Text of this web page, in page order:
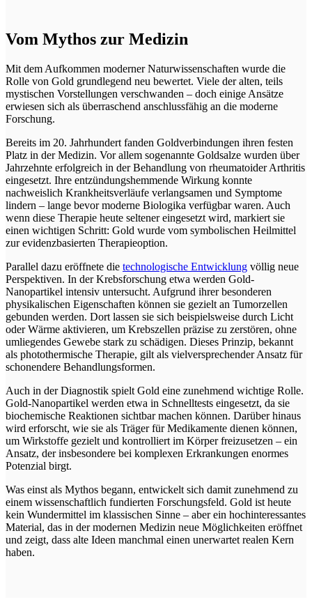
Vom Mythos zur Medizin
Mit dem Aufkommen moderner Naturwissenschaften wurde die
Rolle von Gold grundlegend neu bewertet. Viele der alten, teils
mystischen Vorstellungen verschwanden – doch einige Ansätze
erwiesen sich als überraschend anschlussfähig an die moderne
Forschung.
Bereits im 20. Jahrhundert fanden Goldverbindungen ihren festen
Platz in der Medizin. Vor allem sogenannte Goldsalze wurden über
Jahrzehnte erfolgreich in der Behandlung von rheumatoider Arthritis
eingesetzt. Ihre entzündungshemmende Wirkung konnte
nachweislich Krankheitsverläufe verlangsamen und Symptome
lindern – lange bevor moderne Biologika verfügbar waren. Auch
wenn diese Therapie heute seltener eingesetzt wird, markiert sie
einen wichtigen Schritt: Gold wurde vom symbolischen Heilmittel
zur evidenzbasierten Therapieoption.
Parallel dazu eröffnete die technologische Entwicklung völlig neue
Perspektiven. In der Krebsforschung etwa werden Gold-
Nanopartikel intensiv untersucht. Aufgrund ihrer besonderen
physikalischen Eigenschaften können sie gezielt an Tumorzellen
gebunden werden. Dort lassen sie sich beispielsweise durch Licht
oder Wärme aktivieren, um Krebszellen präzise zu zerstören, ohne
umliegendes Gewebe stark zu schädigen. Dieses Prinzip, bekannt
als photothermische Therapie, gilt als vielversprechender Ansatz für
schonendere Behandlungsformen.
Auch in der Diagnostik spielt Gold eine zunehmend wichtige Rolle.
Gold-Nanopartikel werden etwa in Schnelltests eingesetzt, da sie
biochemische Reaktionen sichtbar machen können. Darüber hinaus
wird erforscht, wie sie als Träger für Medikamente dienen können,
um Wirkstoffe gezielt und kontrolliert im Körper freizusetzen – ein
Ansatz, der insbesondere bei komplexen Erkrankungen enormes
Potenzial birgt.
Was einst als Mythos begann, entwickelt sich damit zunehmend zu
einem wissenschaftlich fundierten Forschungsfeld. Gold ist heute
kein Wundermittel im klassischen Sinne – aber ein hochinteressantes
Material, das in der modernen Medizin neue Möglichkeiten eröffnet
und zeigt, dass alte Ideen manchmal einen unerwartet realen Kern
haben.